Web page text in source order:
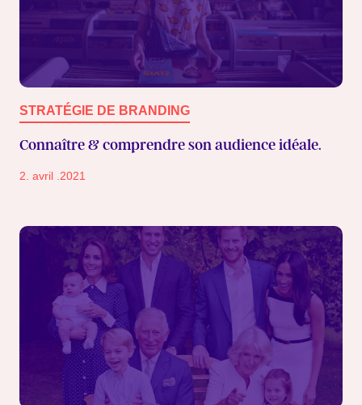
STRATÉGIE DE BRANDING
Connaître & comprendre son audience idéale.
2. avril .2021